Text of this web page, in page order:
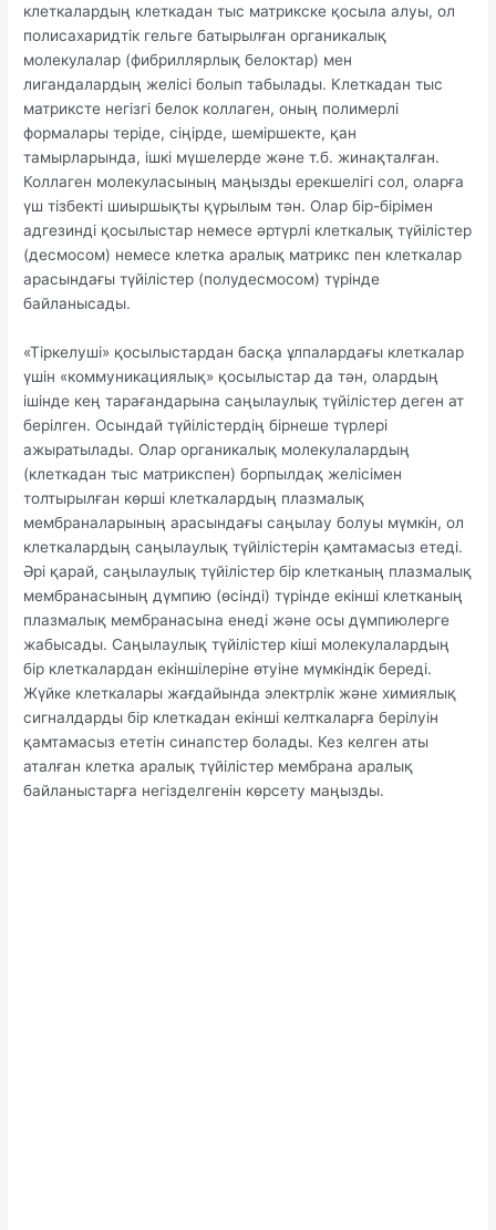
клеткалардың клеткадан тыс матрикске қосыла алуы, ол
полисахаридтік гельге батырылған органикалық
молекулалар (фибриллярлық белоктар) мен
лигандалардың желісі болып табылады. Клеткадан тыс
матриксте негізгі белок коллаген, оның полимерлі
формалары теріде, сіңірде, шеміршекте, қан
тамырларында, ішкі мүшелерде және т.б. жинақталған.
Коллаген молекуласының маңызды ерекшелігі сол, оларға
үш тізбекті шиыршықты қүрылым тән. Олар бір-бірімен
адгезинді қосылыстар немесе әртүрлі клеткалық түйілістер
(десмосом) немесе клетка аралық матрикс пен клеткалар
арасындағы түйілістер (полудесмосом) түрінде
байланысады.
«Тіркелуші» қосылыстардан басқа ұлпалардағы клеткалар
үшін «коммуникациялық» қосылыстар да тән, олардың
ішінде кең тарағандарына саңылаулық түйілістер деген ат
берілген. Осындай түйілістердің бірнеше түрлері
ажыратылады. Олар органикалық молекулалардың
(клеткадан тыс матрикспен) борпылдақ желісімен
толтырылған көрші клеткалардың плазмалық
мембраналарының арасындағы саңылау болуы мүмкін, ол
клеткалардың саңылаулық түйілістерін қамтамасыз етеді.
Әрі қарай, саңылаулық түйілістер бір клетканың плазмалық
мембранасының дүмпию (өсінді) түрінде екінші клетканың
плазмалық мембранасына енеді және осы дүмпиюлерге
жабысады. Саңылаулық түйілістер кіші молекулалардың
бір клеткалардан екіншілеріне өтуіне мүмкіндік береді.
Жүйке клеткалары жағдайында электрлік және химиялық
сигналдарды бір клеткадан екінші келткаларға берілуін
қамтамасыз ететін синапстер болады. Кез келген аты
аталған клетка аралық түйілістер мембрана аралық
байланыстарға негізделгенін көрсету маңызды.